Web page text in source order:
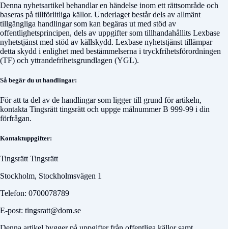
Denna nyhetsartikel behandlar en händelse inom ett rättsområde och
baseras på tillförlitliga källor. Underlaget består dels av allmänt
tillgängliga handlingar som kan begäras ut med stöd av
offentlighetsprincipen, dels av uppgifter som tillhandahållits Lexbase
nyhetstjänst med stöd av källskydd. Lexbase nyhetstjänst tillämpar
detta skydd i enlighet med bestämmelserna i tryckfrihetsförordningen
(TF) och yttrandefrihetsgrundlagen (YGL).
Så begär du ut handlingar:
För att ta del av de handlingar som ligger till grund för artikeln,
kontakta Tingsrätt tingsrätt och uppge målnummerB 999-99 i din
förfrågan.
Kontaktuppgifter:
Tingsrätt Tingsrätt
Stockholm, Stockholmsvägen 1
Telefon: 0700078789
E-post: tingsratt@dom.se